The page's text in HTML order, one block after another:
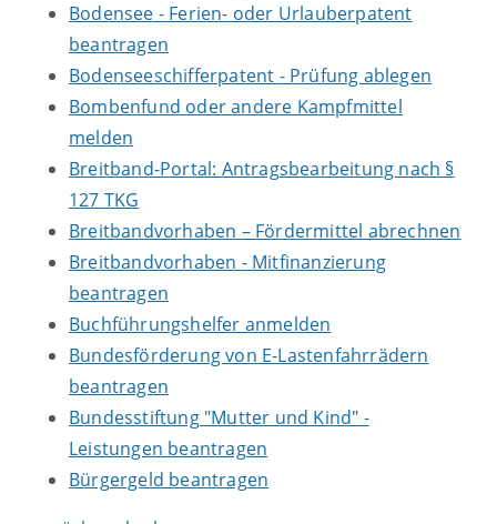
Bodensee - Ferien- oder Urlauberpatent
beantragen
Bodenseeschifferpatent - Prüfung ablegen
Bombenfund oder andere Kampfmittel
melden
Breitband-Portal: Antragsbearbeitung nach §
127 TKG
Breitbandvorhaben – Fördermittel abrechnen
Breitbandvorhaben - Mitfinanzierung
beantragen
Buchführungshelfer anmelden
Bundesförderung von E-Lastenfahrrädern
beantragen
Bundesstiftung "Mutter und Kind" -
Leistungen beantragen
Bürgergeld beantragen